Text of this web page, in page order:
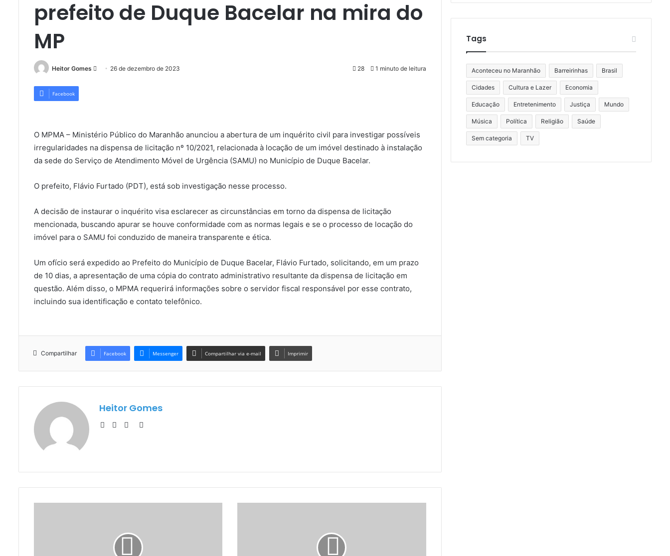
prefeito de Duque Bacelar na mira do
MP
Heitor Gomes
Mande26 de dezembro de 2023 28 1 minuto de leitura
Facebook
O MPMA – Ministério Público do Maranhão anunciou a abertura de um inquérito civil para investigar possíveis
irregularidades na dispensa de licitação nº 10/2021, relacionada à locação de um imóvel destinado à instalação
da sede do Serviço de Atendimento Móvel de Urgência (SAMU) no Município de Duque Bacelar.
O prefeito, Flávio Furtado (PDT), está sob investigação nesse processo.
A decisão de instaurar o inquérito visa esclarecer as circunstâncias em torno da dispensa de licitação
mencionada, buscando apurar se houve conformidade com as normas legais e se o processo de locação do
imóvel para o SAMU foi conduzido de maneira transparente e ética.
Um ofício será expedido ao Prefeito do Município de Duque Bacelar, Flávio Furtado, solicitando, em um prazo
de 10 dias, a apresentação de uma cópia do contrato administrativo resultante da dispensa de licitação em
questão. Além disso, o MPMA requerirá informações sobre o servidor fiscal responsável por esse contrato,
incluindo sua identificação e contato telefônico.
Compartilhar Facebook Messenger Compartilhar via e-mail Imprimir
Heitor Gomes
WebsiteFacebook
YouTube
Instagram
Tags
Aconteceu no Maranhão Barreirinhas Brasil
Cidades Cultura e Lazer Economia
Educação Entretenimento Justiça Mundo
Música Política Religião Saúde
Sem categoria TV